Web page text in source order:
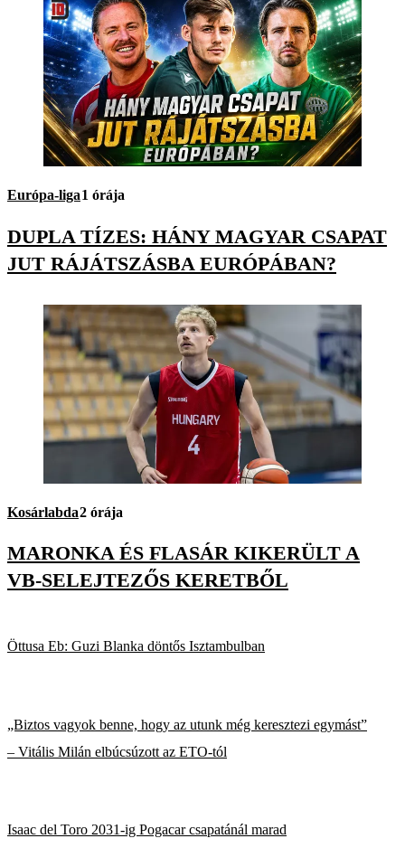
Európa-liga1 órája
DUPLA TÍZES: HÁNY MAGYAR CSAPAT
JUT RÁJÁTSZÁSBA EURÓPÁBAN?
Kosárlabda2 órája
MARONKA ÉS FLASÁR KIKERÜLT A
VB-SELEJTEZŐS KERETBŐL
Öttusa Eb: Guzi Blanka döntős Isztambulban
„Biztos vagyok benne, hogy az utunk még keresztezi egymást”
– Vitális Milán elbúcsúzott az ETO-tól
Isaac del Toro 2031-ig Pogacar csapatánál marad